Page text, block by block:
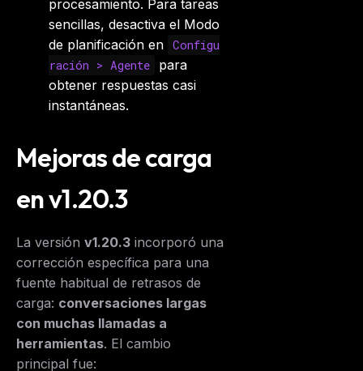
procesamiento. Para tareas
sencillas, desactiva el Modo
de planificación en Configu
ración > Agente
para
obtener respuestas casi
instantáneas.
Mejoras de carga
en v1.20.3
La versión v1.20.3 incorporó una
corrección específica para una
fuente habitual de retrasos de
carga: conversaciones largas
con muchas llamadas a
herramientas. El cambio
principal fue: